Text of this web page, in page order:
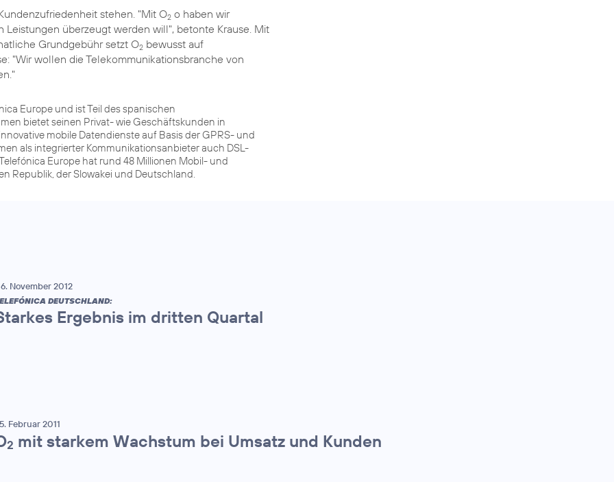
stehen. "Mit O2 o haben wir
überzeugt werden will", betonte Krause. Mit
Grundgebühr setzt O2 bewusst auf
"Wir wollen die Telekommunikationsbranche von
Europe und ist Teil des spanischen
bietet seinen Privat- wie Geschäftskunden in
mobile Datendienste auf Basis der GPRS- und
als integrierter Kommunikationsanbieter auch DSL-
Europe hat rund 48 Millionen Mobil- und
Republik, der Slowakei und Deutschland.
November 2012
DEUTSCHLAND:
Ergebnis im dritten Quartal
Februar 2011
2 mit starkem Wachstum bei Umsatz und Kunden